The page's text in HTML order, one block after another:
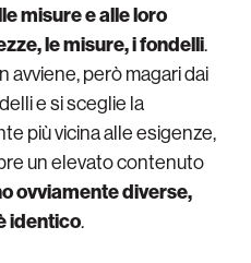
misure e alle loro
le misure, i fondelli.
avviene, però magari dai
e si sceglie la
più vicina alle esigenze,
un elevato contenuto
ovviamente diverse,
identico.